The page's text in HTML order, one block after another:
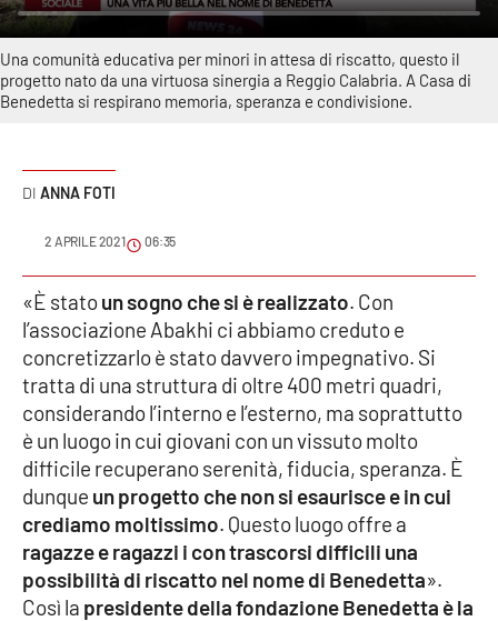
Sanità
Sport
Podcast
Meteo
Editoriali
VIDEO
Ambiente
Cronaca
Cultura
Economia e Lavoro
Una comunità educativa per minori in attesa di riscatto, questo il
progetto nato da una virtuosa sinergia a Reggio Calabria. A Casa di
Benedetta si respirano memoria, speranza e condivisione.
ANNA FOTI
2 APRILE 2021 06:35
«È statoun sogno che si è realizzato. Con
l’associazione Abakhi ci abbiamo creduto e
concretizzarlo è stato davvero impegnativo. Si
tratta di una struttura di oltre 400 metri quadri,
considerando l’interno e l’esterno, ma soprattutto
è un luogo in cui giovani con un vissuto molto
difficile recuperano serenità, fiducia, speranza. È
dunque un progetto che non si esaurisce e in cui
crediamo moltissimo. Questo luogo offre a
ragazze e ragazzi i con trascorsi difficili una
possibilità di riscatto nel nome di Benedetta».
Così la presidente della fondazione Benedetta è la